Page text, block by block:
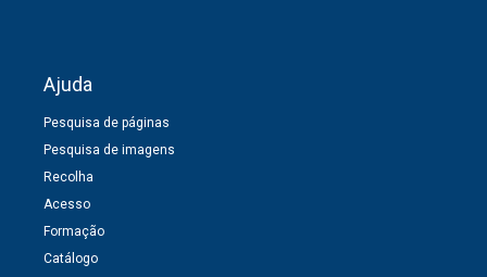
Ajuda
Pesquisa de páginas
Pesquisa de imagens
Recolha
Acesso
Formação
Catálogo